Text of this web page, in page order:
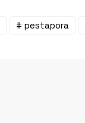
# pestapora